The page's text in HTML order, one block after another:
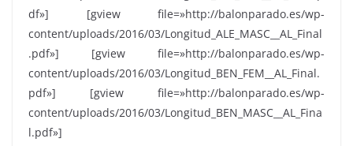
df»] [gview file=»http://balonparado.es/wp-
content/uploads/2016/03/Longitud_ALE_MASC__AL_Final
.pdf»] [gview file=»http://balonparado.es/wp-
content/uploads/2016/03/Longitud_BEN_FEM__AL_Final.
pdf»] [gview file=»http://balonparado.es/wp-
content/uploads/2016/03/Longitud_BEN_MASC__AL_Fina
l.pdf»]